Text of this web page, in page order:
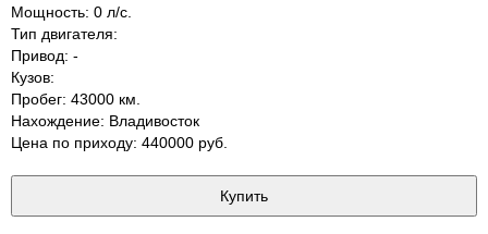
Мощность: 0 л/с.
Тип двигателя:
Привод: -
Кузов:
Пробег: 43000 км.
Нахождение: Владивосток
Цена по приходу: 440000 руб.